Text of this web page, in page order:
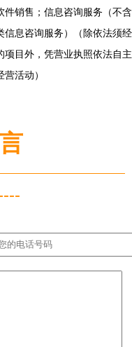
件销售；信息咨询服务（不含
信息咨询服务）（除依法须经
项目外，凭营业执照依法自主
营活动）